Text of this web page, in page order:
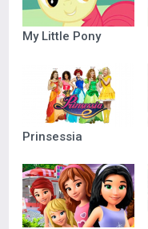
My Little Pony
Prinsessia